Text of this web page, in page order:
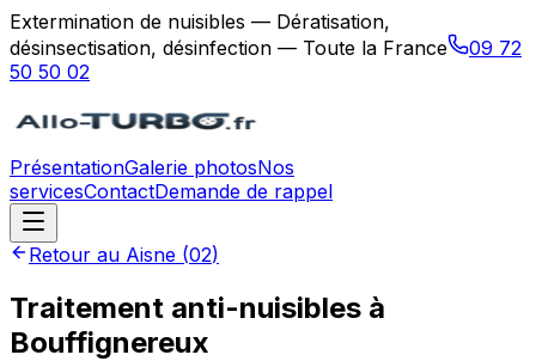
Extermination de nuisibles — Dératisation,
désinsectisation, désinfection — Toute la France
09 72
50 50 02
PrésentationGalerie photosNos
servicesContactDemande de rappel
Retour au Aisne (02)
Traitement anti-nuisibles à
Bouffignereux